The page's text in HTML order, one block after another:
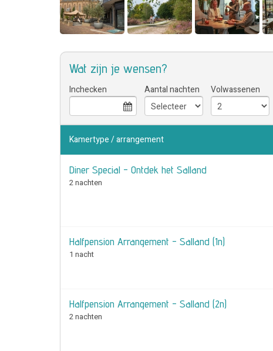
Wat zijn je wensen?
Inchecken Aantal nachten Volwassenen
Kamertype / arrangement
Diner Special - Ontdek het Salland
2 nachten
Halfpension Arrangement - Salland (1n)
1 nacht
Halfpension Arrangement - Salland (2n)
2 nachten